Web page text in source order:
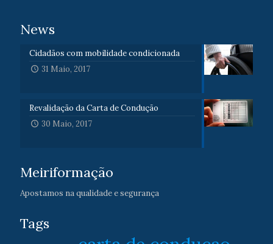
News
Cidadãos com mobilidade condicionada
31 Maio, 2017
Revalidação da Carta de Condução
30 Maio, 2017
Meiriformação
Apostamos na qualidade e segurança
Tags